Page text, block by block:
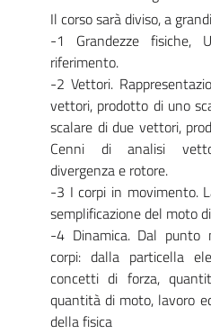
Il corso sarà diviso, a
-1 Grandezze fisiche,
riferimento.
-2 Vettori.
vettori, prodotto di uno
scalare di due vettori,
Cenni di analisi
divergenza e rotore.
-3 I corpi in movimento.
semplificazione del moto
-4 Dinamica. Dal punto
corpi: dalla particella
concetti di forza,
quantità di moto, lavoro
della fisica